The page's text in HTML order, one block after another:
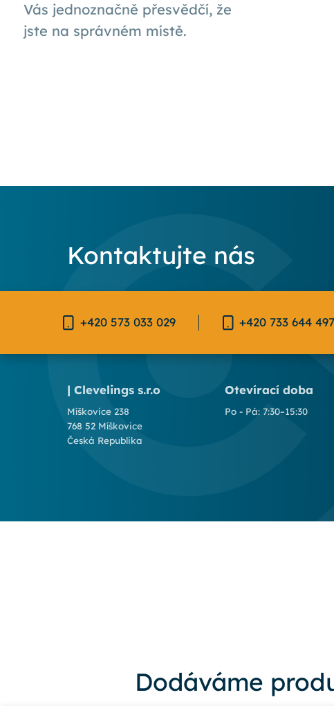
Vás jednoznačně přesvědčí, že
jste na správném místě.
Kontaktujte nás
+420 573 033 029 +420 733 644 497
| Clevelings s.r.o
Míškovice 238
768 52 Míškovice
Česká Republika
Otevírací doba
Po - Pá: 7:30–15:30
Dodáváme